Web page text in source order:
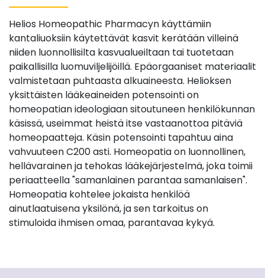
Helios Homeopathic Pharmacyn käyttämiin
kantaliuoksiin käytettävät kasvit kerätään villeinä
niiden luonnollisilta kasvualueiltaan tai tuotetaan
paikallisilla luomuviljelijöillä. Epäorgaaniset materiaalit
valmistetaan puhtaasta alkuaineesta. Helioksen
yksittäisten lääkeaineiden potensointi on
homeopatian ideologiaan sitoutuneen henkilökunnan
käsissä, useimmat heistä itse vastaanottoa pitäviä
homeopaatteja. Käsin potensointi tapahtuu aina
vahvuuteen C200 asti. Homeopatia on luonnollinen,
hellävarainen ja tehokas lääkejärjestelmä, joka toimii
periaatteella "samanlainen parantaa samanlaisen".
Homeopatia kohtelee jokaista henkilöä
ainutlaatuisena yksilönä, ja sen tarkoitus on
stimuloida ihmisen omaa, parantavaa kykyä.